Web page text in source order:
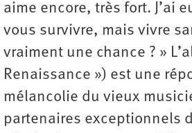
aime encore, très fort. J’ai
vous survivre, mais vivre
vraiment une chance ? »
Renaissance ») est une
mélancolie du vieux
partenaires exceptionnels